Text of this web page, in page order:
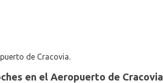
de Cracovia.
en el Aeropuerto de Cracovia